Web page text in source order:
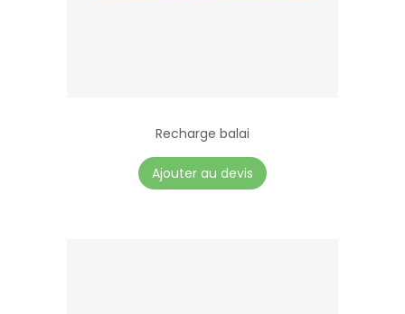
Recharge balai
Ajouter au devis